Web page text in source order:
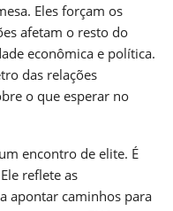
Eles forçam os
afetam o resto do
econômica e política.
das relações
o que esperar no
encontro de elite. É
reflete as
apontar caminhos para